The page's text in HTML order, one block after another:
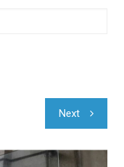
Next